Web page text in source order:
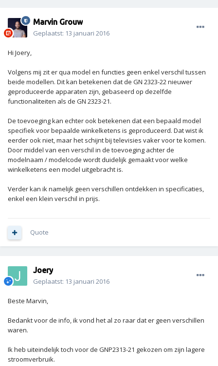
Marvin Grouw
Geplaatst: 13 januari 2016
Hi Joery,
Volgens mij zit er qua model en functies geen enkel verschil tussen
beide modellen. Dit kan betekenen dat de GN 2323-22 nieuwer
geproduceerde apparaten zijn, gebaseerd op dezelfde
functionaliteiten als de GN 2323-21.
De toevoeging kan echter ook betekenen dat een bepaald model
specifiek voor bepaalde winkelketens is geproduceerd. Dat wist ik
eerder ook niet, maar het schijnt bij televisies vaker voor te komen.
Door middel van een verschil in de toevoeging achter de
modelnaam / modelcode wordt duidelijk gemaakt voor welke
winkelketens een model uitgebracht is.
Verder kan ik namelijk geen verschillen ontdekken in specificaties,
enkel een klein verschil in prijs.
Quote
Joery
Geplaatst: 13 januari 2016
Beste Marvin,
Bedankt voor de info, ik vond het al zo raar dat er geen verschillen
waren.
Ik heb uiteindelijk toch voor de GNP2313-21 gekozen om zijn lagere
stroomverbruik.